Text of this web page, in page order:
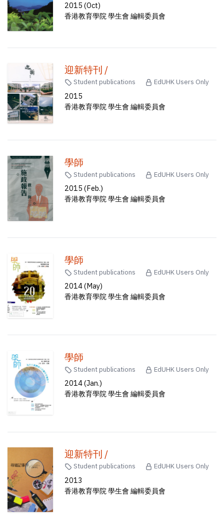
2015 (Oct)
香港教育學院 學生會 編輯委員會
迎新特刊 /
Student publications EdUHK Users Only
2015
香港教育學院 學生會 編輯委員會
學師
Student publications EdUHK Users Only
2015 (Feb.)
香港教育學院 學生會 編輯委員會
學師
Student publications EdUHK Users Only
2014 (May)
香港教育學院 學生會 編輯委員會
學師
Student publications EdUHK Users Only
2014 (Jan.)
香港教育學院 學生會 編輯委員會
迎新特刊 /
Student publications EdUHK Users Only
2013
香港教育學院 學生會 編輯委員會